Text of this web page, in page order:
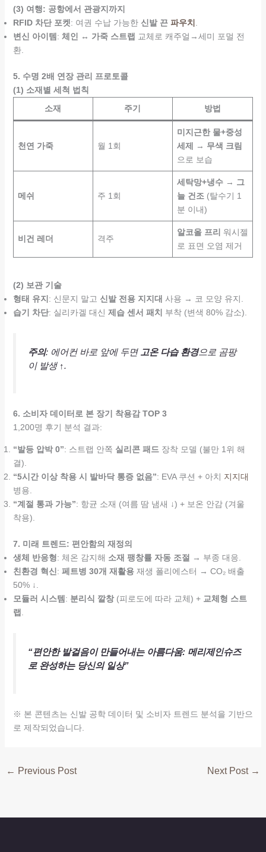
(3) 여행: 공항에서 관광지까지
RFID 차단 포켓: 여권 수납 가능한 신발 끈 파우치
변신 아이템: 체인 ↔ 가죽 스트랩 교체로 캐주얼→세미 포멀 전
환.
5. 수명 2배 연장 관리 프로토콜
(1) 소재별 세척 법칙
소재
주기 방법
천연 가죽 월 1회
미지근한 물+중성
세제 → 무색 크림
으로 보습
메쉬 주 1회
세탁망+냉수→ 그
늘 건조 (탈수기 1
분 이내)
비건 레더 격주
알코올 프리 워시젤
로 표면 오염 제거
(2) 보관 기술
형태 유지: 신문지 말고 신발 전용 지지대 사용 → 코 모양 유지.
습기 차단: 실리카겔 대신 제습 센서 패치 부착 (변색 80% 감소).
주의: 에어컨 바로 앞에 두면 고온 다습 환경으로 곰팡
이 발생 ↑.
6. 소비자 데이터로 본 장기 착용감 TOP 3
1,200명 후기 분석 결과:
“발등 압박 0”: 스트랩 안쪽 실리콘 패드 장착 모델 (불만 1위 해
결).
“5시간 이상 착용 시 발바닥 통증 없음”: EVA 쿠션 + 아치 지지대
병용.
“계절 통과 가능”: 항균 소재 (여름 땀 냄새 ↓) + 보온 안감 (겨울
착용).
7. 미래 트렌드: 편안함의 재정의
생체 반응형: 체온 감지해 소재 팽창률 자동 조절
→ 부종 대응.
친환경 혁신 : 페트병 30개 재활용재생 폴리에스터 → CO₂ 배출
50% ↓.
모듈러 시스템 : 분리식 깔창(피로도에 따라 교체) + 교체형 스트
랩
“편안한 발걸음이 만들어내는 아름다움: 메리제인슈즈
로 완성하는 당신의 일상”
※ 본 콘텐츠는 신발 공학 데이터 및 소비자 트렌드 분석을 기반으
로 제작되었습니다.
← Previous Post Next Post →